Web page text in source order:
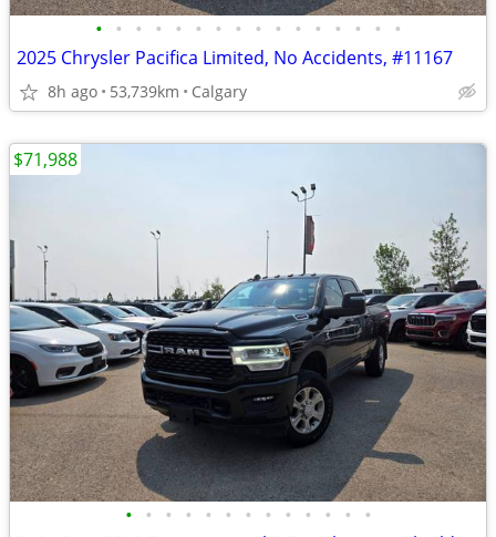
• • • • • • • • • • • • • • • •
2025 Chrysler Pacifica Limited, No Accidents, #11167
8h ago 53,739km Calgary
• • • • • • • • • • • • •
$71,988